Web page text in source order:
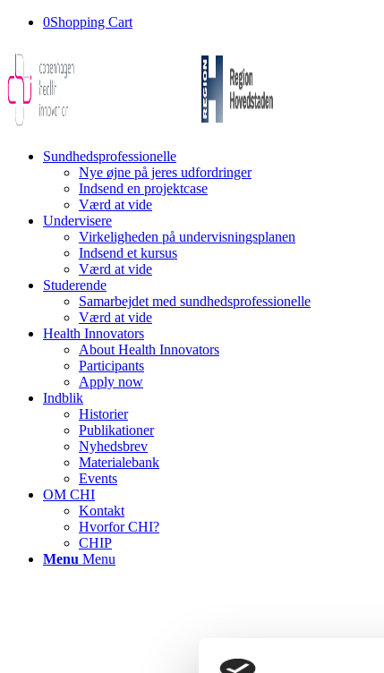
0Shopping Cart
Sundhedsprofessionelle
Nye øjne på jeres udfordringer
Indsend en projektcase
Værd at vide
Undervisere
Virkeligheden på undervisningsplanen
Indsend et kursus
Værd at vide
Studerende
Samarbejdet med sundhedsprofessionelle
Værd at vide
Health Innovators
About Health Innovators
Participants
Apply now
Indblik
Historier
Publikationer
Nyhedsbrev
Materialebank
Events
OM CHI
Kontakt
Hvorfor CHI?
CHIP
Menu Menu